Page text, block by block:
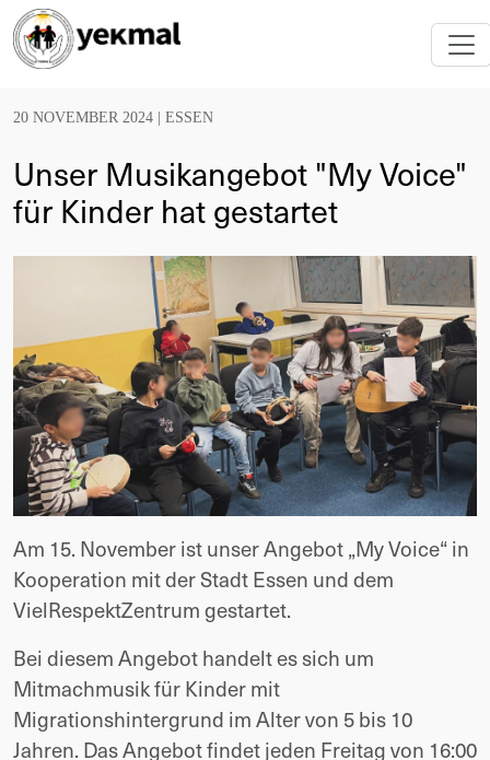
20 NOVEMBER 2024 | ESSEN
Unser Musikangebot "My Voice"
für Kinder hat gestartet
Am 15. November ist unser Angebot „My Voice“ in
Kooperation mit der Stadt Essen und dem
VielRespektZentrum gestartet.
Bei diesem Angebot handelt es sich um
Mitmachmusik für Kinder mit
Migrationshintergrund im Alter von 5 bis 10
Jahren. Das Angebot findet jeden Freitag von 16:00